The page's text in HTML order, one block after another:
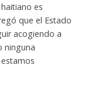
es
que el Estado
acogiendo a
ninguna